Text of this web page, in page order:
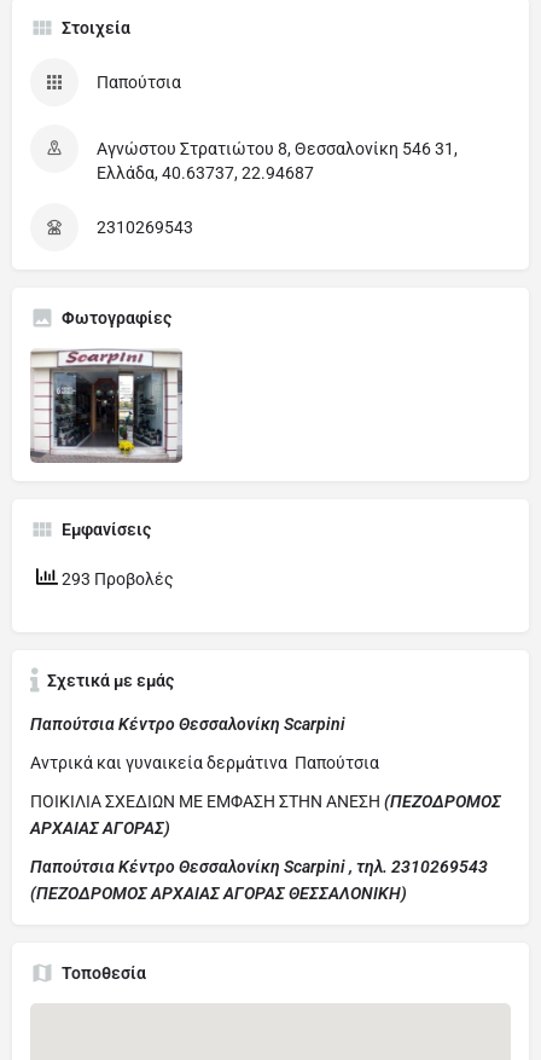
Στοιχεία
Παπούτσια
Αγνώστου Στρατιώτου 8, Θεσσαλονίκη 546 31,
Ελλάδα, 40.63737, 22.94687
2310269543
Φωτογραφίες
Εμφανίσεις
293 Προβολές
Σχετικά με εμάς
Παπούτσια Κέντρο Θεσσαλονίκη Scarpini
Αντρικά και γυναικεία δερμάτινα Παπούτσια
ΠΟΙΚΙΛΙΑ ΣΧΕΔΙΩΝ ΜΕ ΕΜΦΑΣΗ ΣΤΗΝ ΑΝΕΣΗ (ΠΕΖΟΔΡΟΜΟΣ
ΑΡΧΑΙΑΣ ΑΓΟΡΑΣ)
Παπούτσια Κέντρο Θεσσαλονίκη Scarpini , τηλ. 2310269543
(ΠΕΖΟΔΡΟΜΟΣ ΑΡΧΑΙΑΣ ΑΓΟΡΑΣ ΘΕΣΣΑΛΟΝΙΚΗ)
Τοποθεσία